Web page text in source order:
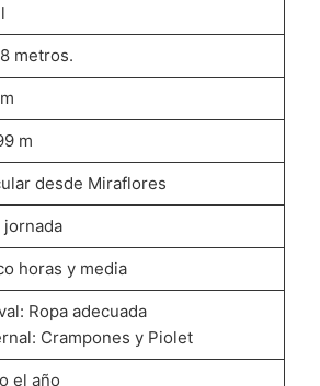
metros.
m
desde Miraflores
jornada
horas y media
Ropa adecuada
Crampones y Piolet
el año